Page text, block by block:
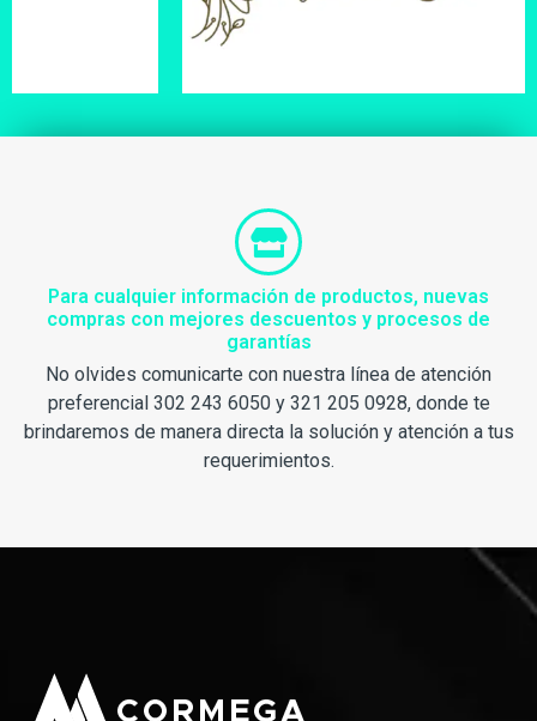
Para cualquier información de productos, nuevas
compras con mejores descuentos y procesos de
garantías
No olvides comunicarte con nuestra línea de atención
preferencial 302 243 6050 y 321 205 0928, donde te
brindaremos de manera directa la solución y atención a tus
requerimientos.